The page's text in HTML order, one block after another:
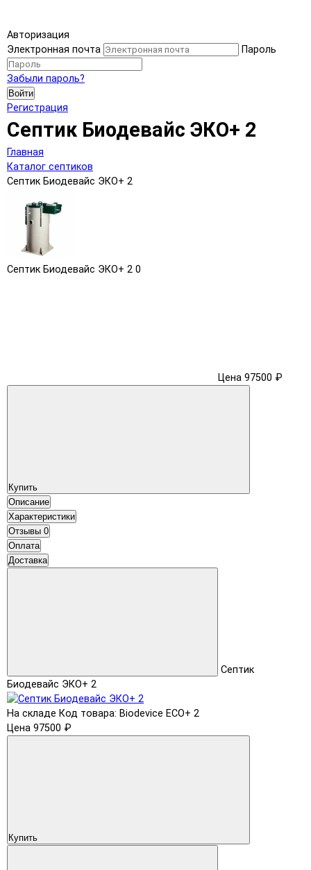
Авторизация
Электронная почта
Пароль
Забыли пароль?
Войти
Регистрация
Септик Биодевайс ЭКО+ 2
Главная
Каталог септиков
Септик Биодевайс ЭКО+ 2
Септик Биодевайс ЭКО+ 2 0
Цена 97500 ₽
Купить
Описание
Характеристики
Отзывы 0
Оплата
Доставка
Септик
Биодевайс ЭКО+ 2
На складе Код товара: Biodevice ECO+ 2
Цена 97500 ₽
Купить